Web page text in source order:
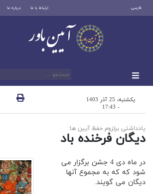
فارسی ارتباط با ما درباره ما
یکشنبه، 25 آذر 1403
- 17:43
یادداشتی برلزوم حفظ آیین ها:
دیگان فرخنده باد
در ماه دی 4 جشن برگزار می
شود که که به مجموع آنها
دیگان می گویند.